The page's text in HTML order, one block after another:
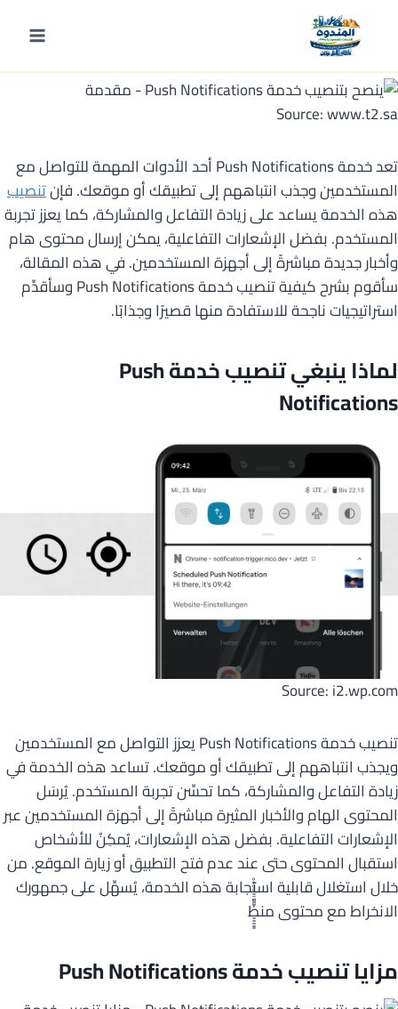
المحتوى
مقدمة
Source: www.t2.sa
تعد خدمة Push Notifications أحد الأدوات المهمة للتواصل مع
المستخدمين وجذب انتباههم إلى تطبيقك أو موقعك. فإنتنصيب
هذه الخدمة يساعد على زيادة التفاعل والمشاركة، كما يعزز تجربة
المستخدم. بفضل الإشعارات التفاعلية، يمكن إرسال محتوى هام
وأخبار جديدة مباشرةً إلى أجهزة المستخدمين. في هذه المقالة،
سأقوم بشرح كيفية تنصيب خدمة Push Notifications وسأقدِّم
استراتيجيات ناجحة للاستفادة منها قصيرًا وجذابًا.
لماذا ينبغي تنصيب خدمة Push
Notifications
Source: i2.wp.com
تنصيب خدمة Push Notifications يعزز التواصل مع المستخدمين
ويجذب انتباههم إلى تطبيقك أو موقعك. تساعد هذه الخدمة في
زيادة التفاعل والمشاركة، كما تحسِّن تجربة المستخدم. يُرسَل
المحتوى الهام والأخبار المثيرة مباشرةً إلى أجهزة المستخدمين عبر
الإشعارات التفاعلية. بفضل هذه الإشعارات، يُمكِنُ للأشخاص
استقبال المحتوى حتى عند عدم فتح التطبيق أو زيارة الموقع. من
خلال استغلال قابلية استجابة هذه الخدمة، يُسهِّل على جمهورك
الانخراط مع محتوى منظٌٍٍٍٍٍََََّّْْْْ
مزايا تنصيب خدمة Push Notifications